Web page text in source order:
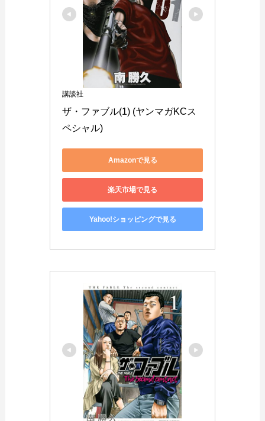
講談社
ザ・ファブル(1) (ヤンマガKCス
ペシャル)
Amazonで見る
楽天市場で見る
Yahoo!ショッピングで見る